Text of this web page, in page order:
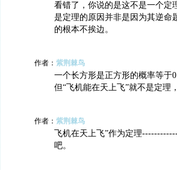
看错了，你说的是这不是一个定
是定理的原因并非是因为其逆命
的根本不挨边。
作者： 紫荆棘鸟
一个长方形是正方形的概率等于
但“飞机能在天上飞”就不是定理
作者： 紫荆棘鸟
飞机在天上飞”作为定理
吧。